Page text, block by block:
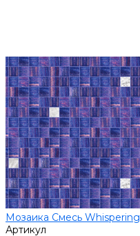
Мозаика Смесь Whispering
Артикул